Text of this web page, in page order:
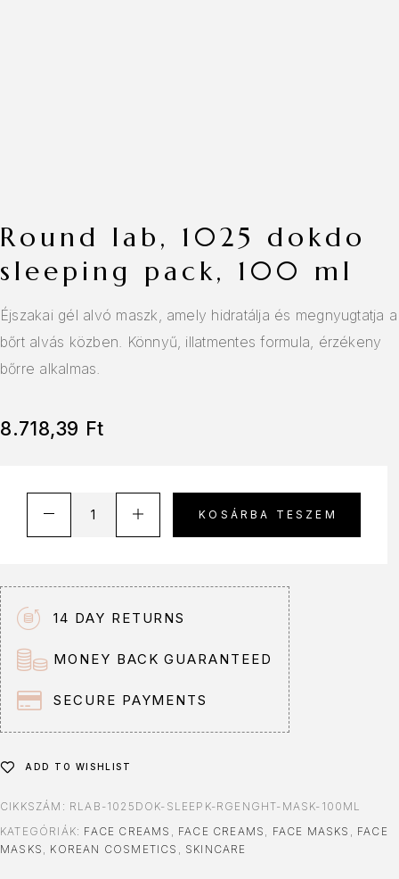
round lab, 1025 dokdo
sleeping pack, 100 ml
Éjszakai gél alvó maszk, amely hidratálja és megnyugtatja a
bőrt alvás közben. Könnyű, illatmentes formula, érzékeny
bőrre alkalmas.
8.718,39 Ft
KOSÁRBA TESZEM
r
n
a
t
i
v
14 DAY RETURNS
MONEY BACK GUARANTEED
SECURE PAYMENTS
ADD TO WISHLIST
CIKKSZÁM: RLAB-1025DOK-SLEEPK-RGENGHT-MASK-100ML
KATEGÓRIÁK: FACE CREAMS , FACE CREAMS , FACE MASKS , FACE
MASKS , KOREAN COSMETICS , SKINCARE